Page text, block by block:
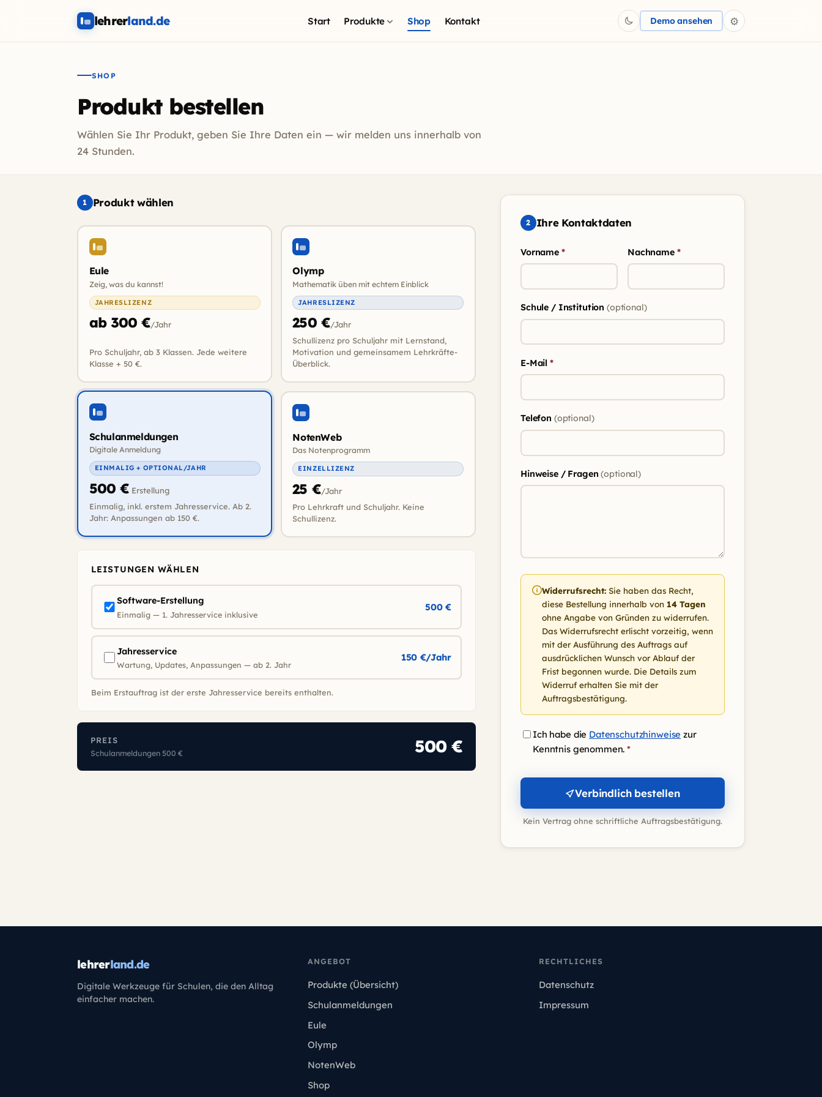
lehrerland.de Start Produkte Shop Kontakt Dunkelmodus einschalten
Demo ansehen ⚙
SHOP
Produkt bestellen
Wählen Sie Ihr Produkt, geben Sie Ihre Daten ein — wir melden uns innerhalb von
24 Stunden.
1 Produkt wählen
Eule
Zeig, was du kannst!
JAHRESLIZENZ
ab 300 €/Jahr
Pro Schuljahr, ab 3 Klassen. Jede weitere
Klasse + 50 €.
Olymp
Mathematik üben mit echtem Einblick
JAHRESLIZENZ
250 €/Jahr
Schullizenz pro Schuljahr mit Lernstand,
Motivation und gemeinsamem Lehrkräfte-
Überblick.
Schulanmeldungen
Digitale Anmeldung
EINMALIG + OPTIONAL/JAHR
500 € Erstellung
Einmalig, inkl. erstem Jahresservice. Ab 2.
Jahr: Anpassungen ab 150 €.
NotenWeb
Das Notenprogramm
EINZELLIZENZ
25 €/Jahr
Pro Lehrkraft und Schuljahr. Keine
Schullizenz.
LEISTUNGEN WÄHLEN
Software-Erstellung
Einmalig — 1. Jahresservice inklusive
500 €
Jahresservice
Wartung, Updates, Anpassungen — ab 2. Jahr
150 €/Jahr
Beim Erstauftrag ist der erste Jahresservice bereits enthalten.
PREIS
Schulanmeldungen 500 € 500 €
2 Ihre Kontaktdaten
Vorname * Nachname *
Schule / Institution (optional)
E-Mail *
Telefon (optional)
Hinweise / Fragen(optional)
Widerrufsrecht:Sie haben das Recht,
diese Bestellung innerhalb von 14 Tagen
ohne Angabe von Gründen zu widerrufen.
Das Widerrufsrecht erlischt vorzeitig, wenn
mit der Ausführung des Auftrags auf
ausdrücklichen Wunsch vor Ablauf der
Frist begonnen wurde. Die Details zum
Widerruf erhalten Sie mit der
Auftragsbestätigung.
Ich habe die Datenschutzhinweise zur
Kenntnis genommen.*
Verbindlich bestellen
Kein Vertrag ohne schriftliche Auftragsbestätigung.
lehrerland.de
Digitale Werkzeuge für Schulen, die den Alltag
einfacher machen.
ANGEBOT
Produkte (Übersicht)
Schulanmeldungen
Eule
Olymp
NotenWeb
Shop
RECHTLICHES
Datenschutz
Impressum